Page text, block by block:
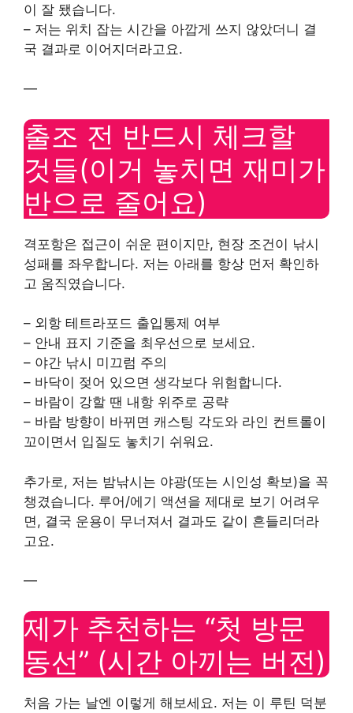
이 잘 됐습니다.
– 저는 위치 잡는 시간을 아깝게 쓰지 않았더니 결
국 결과로 이어지더라고요.
—
출조 전 반드시 체크할
것들(이거 놓치면 재미가
반으로 줄어요)
격포항은 접근이 쉬운 편이지만, 현장 조건이 낚시
성패를 좌우합니다. 저는 아래를 항상 먼저 확인하
고 움직였습니다.
– 외항 테트라포드 출입통제 여부
– 안내 표지 기준을 최우선으로 보세요.
– 야간 낚시 미끄럼 주의
– 바닥이 젖어 있으면 생각보다 위험합니다.
– 바람이 강할 땐 내항 위주로 공략
– 바람 방향이 바뀌면 캐스팅 각도와 라인 컨트롤이
꼬이면서 입질도 놓치기 쉬워요.
추가로, 저는 밤낚시는 야광(또는 시인성 확보)을 꼭
챙겼습니다. 루어/에기 액션을 제대로 보기 어려우
면, 결국 운용이 무너져서 결과도 같이 흔들리더라
고요.
—
제가 추천하는 “첫 방문
동선” (시간 아끼는 버전)
처음 가는 날엔 이렇게 해보세요. 저는 이 루틴 덕분